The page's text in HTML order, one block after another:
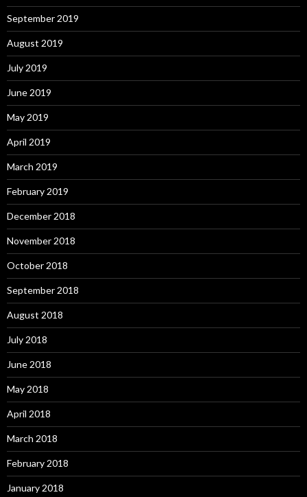
September 2019
August 2019
July 2019
June 2019
May 2019
April 2019
March 2019
February 2019
December 2018
November 2018
October 2018
September 2018
August 2018
July 2018
June 2018
May 2018
April 2018
March 2018
February 2018
January 2018